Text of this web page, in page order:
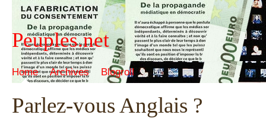
Peuples.net
Home Archives Blogroll
Parlez-vous Anglais ?